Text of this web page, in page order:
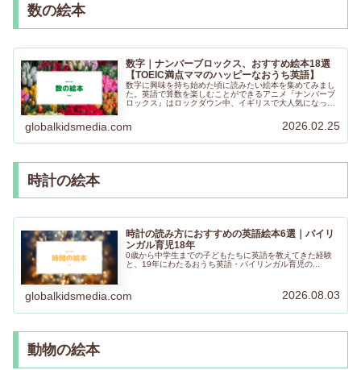
数の絵本
数字｜ナンバーブロックス、おすすめ絵本18選
【TOEIC満点ママのハッピーなおうち英語】
数字に興味を持ち始めた頃に読みたい絵本を集めてみまし
た。英語で算数を楽しむことができるアニメ『ナンバーブ
ロックス』はロックダウン中、イギリスで大人気になった
globalkidsmedia.com 2026.02.25
時計の絵本
時計の読み方におすすめの英語絵本6選｜バイリ
ンガル育児18年
0歳から中学生までの子どもたちに英語を教えてきた経験
と、19年にわたるおうち英語・バイリンガル育児の...
globalkidsmedia.com 2026.08.03
動物の絵本